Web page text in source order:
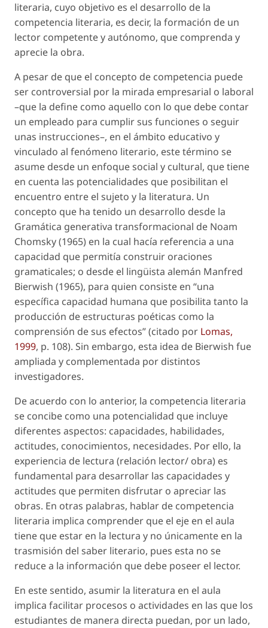
literaria, cuyo objetivo es el desarrollo de la
competencia literaria, es decir, la formación de un
lector competente y autónomo, que comprenda y
aprecie la obra.
A pesar de que el concepto de competencia puede
ser controversial por la mirada empresarial o laboral
–que la define como aquello con lo que debe contar
un empleado para cumplir sus funciones o seguir
unas instrucciones–, en el ámbito educativo y
vinculado al fenómeno literario, este término se
asume desde un enfoque social y cultural, que tiene
en cuenta las potencialidades que posibilitan el
encuentro entre el sujeto y la literatura. Un
concepto que ha tenido un desarrollo desde la
Gramática generativa transformacional de Noam
Chomsky (1965) en la cual hacía referencia a una
capacidad que permitía construir oraciones
gramaticales; o desde el lingüista alemán Manfred
Bierwish (1965), para quien consiste en “una
específica capacidad humana que posibilita tanto la
producción de estructuras poéticas como la
comprensión de sus efectos” (citado por Lomas,
1999, p. 108). Sin embargo, esta idea de Bierwish fue
ampliada y complementada por distintos
investigadores.
De acuerdo con lo anterior, la competencia literaria
se concibe como una potencialidad que incluye
diferentes aspectos: capacidades, habilidades,
actitudes, conocimientos, necesidades. Por ello, la
experiencia de lectura (relación lector/ obra) es
fundamental para desarrollar las capacidades y
actitudes que permiten disfrutar o apreciar las
obras. En otras palabras, hablar de competencia
literaria implica comprender que el eje en el aula
tiene que estar en la lectura y no únicamente en la
trasmisión del saber literario, pues esta no se
reduce a la información que debe poseer el lector.
En este sentido, asumir la literatura en el aula
implica facilitar procesos o actividades en las que los
estudiantes de manera directa puedan, por un lado,